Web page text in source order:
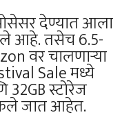
देण्यात आला
आहे. तसेच 6.5-
वर चालणाऱ्या
Sale मध्ये
32GB स्टोरेज
जात आहेत.